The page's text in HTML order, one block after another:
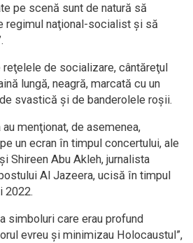
pe scenă sunt de natură să
regimul naţional-socialist şi să
de socializare, cântăreţul
lungă, neagră, marcată cu un
svastică şi de banderolele roşii.
menţionat, de asemenea,
un ecran în timpul concertului, ale
Shireen Abu Akleh, jurnalista
Al Jazeera, ucisă în timpul
2022.
simboluri care erau profund
evreu şi minimizau Holocaustul”,